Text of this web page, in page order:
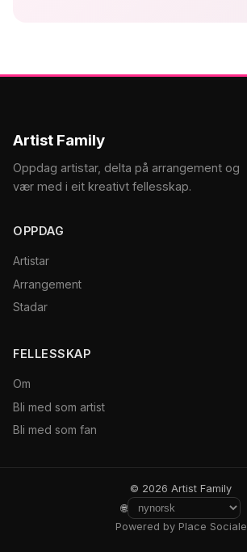
Artist Family
Oppdag artistar, delta på arrangement og
vær med i eit kreativt fellesskap.
OPPDAG
Artistar
Arrangement
Stadar
FELLESSKAP
Om
Bli med som artist
Bli med som fan
© 2026 Artist Family
🌐
Powered by Place Sociale